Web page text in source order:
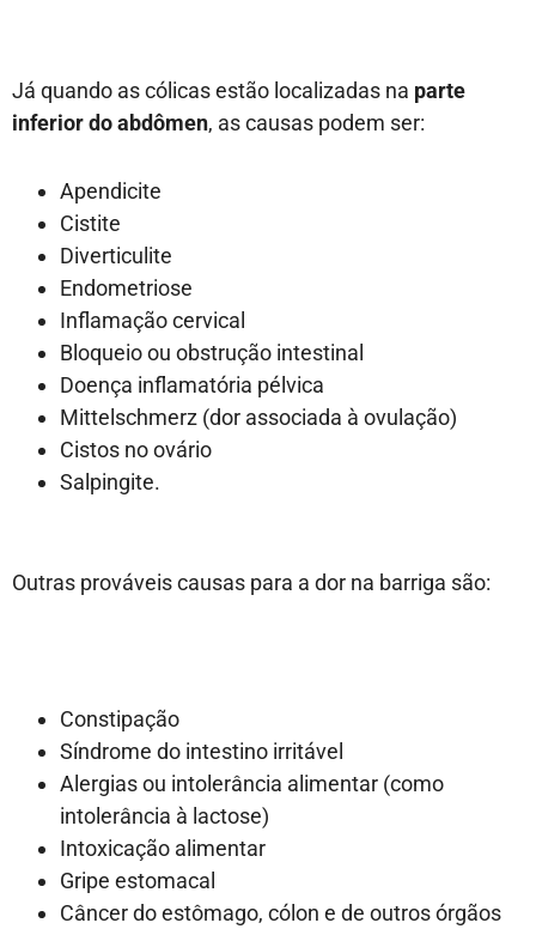
Já quando as cólicas estão localizadas na parte
inferior do abdômen, as causas podem ser:
Apendicite
Cistite
Diverticulite
Endometriose
Inflamação cervical
Bloqueio ou obstrução intestinal
Doença inflamatória pélvica
Mittelschmerz (dor associada à ovulação)
Cistos no ovário
Salpingite.
Outras prováveis causas para a dor na barriga são:
Constipação
Síndrome do intestino irritável
Alergias ou intolerância alimentar (como
intolerância à lactose)
Intoxicação alimentar
Gripe estomacal
Câncer do estômago, cólon e de outros órgãos